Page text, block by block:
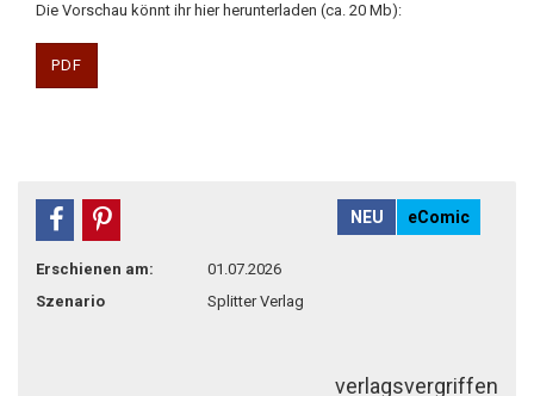
Die Vorschau könnt ihr hier herunterladen (ca. 20 Mb):
PDF
NEU eComic
teilen
Erschienen am:
01.07.2026
Szenario
Splitter Verlag
verlagsvergriffen